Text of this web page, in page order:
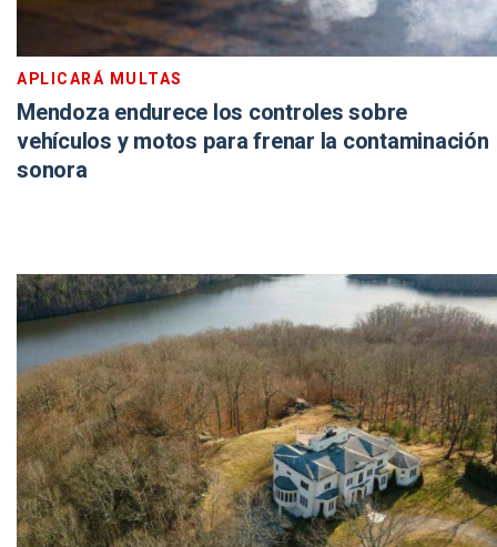
APLICARÁ MULTAS
Mendoza endurece los controles sobre
vehículos y motos para frenar la contaminación
sonora